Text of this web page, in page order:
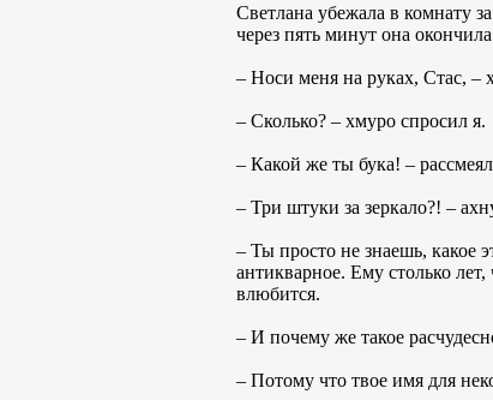
Светлана убежала в комнату
через пять минут она
– Носи меня на руках, Стас, –
– Сколько? – хмуро спросил я.
– Какой же ты бука! –
– Три штуки за зеркало?! –
– Ты просто не знаешь, какое
антикварное. Ему столько
влюбится.
– И почему же такое
– Потому что твое имя для